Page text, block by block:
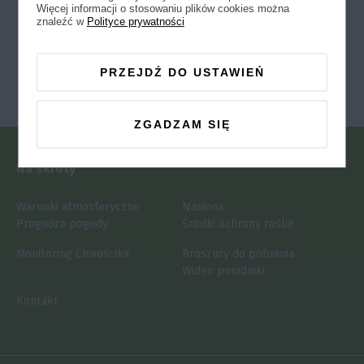
Uprawy 2013
Na skróty
Warunki atmosferyczne
Prognoza pogody
Nasiona
Środki ochrony roślin
Monitoring Chwościka
Broszury do pobrania
Wideo poradniki
Kontakt
Więcej informacji o stosowaniu plików cookies można
znaleźć w Polityce prywatności
PRZEJDŹ DO USTAWIEŃ
ZGADZAM SIĘ